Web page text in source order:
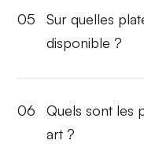
05
Sur quelles
disponible ?
06
Quels sont les
art ?